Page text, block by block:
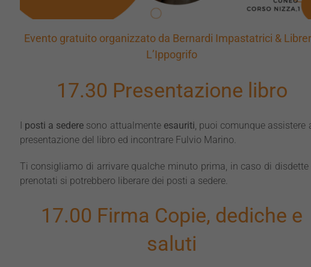
Evento gratuito organizzato da Bernardi Impastatrici &
L’Ippogrifo
17.30 Presentazione libro
I posti a sedere sono attualmente esauriti , puoi comunque assistere
presentazione del libro ed incontrare Fulvio Marino.
Ti consigliamo di arrivare qualche minuto prima, in caso di disdette
prenotati si potrebbero liberare dei posti a sedere.
17.00 Firma Copie, dediche e
saluti